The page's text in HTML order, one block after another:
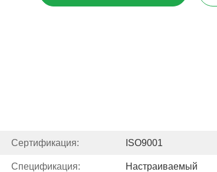
Сертификация: ISO9001
Спецификация: Настраиваемый